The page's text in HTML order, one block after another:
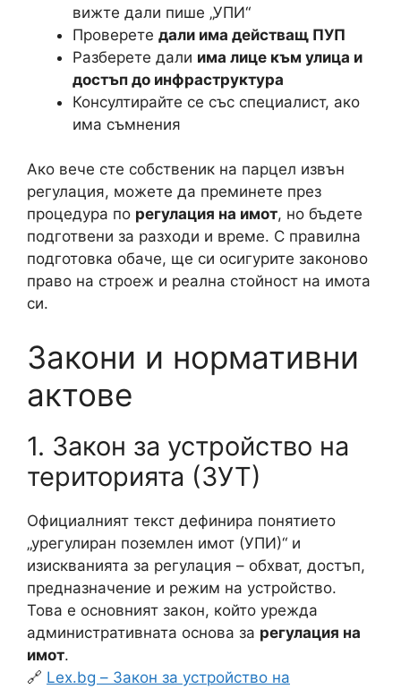
вижте дали пише „УПИ“
Проверете дали има действащ ПУП
Разберете дали има лице към улица и
достъп до инфраструктура
Консултирайте се със специалист, ако
има съмнения
Ако вече сте собственик на парцел извън
регулация, можете да преминете през
процедура по регулация на имот, но бъдете
подготвени за разходи и време. С правилна
подготовка обаче, ще си осигурите законово
право на строеж и реална стойност на имота
си.
Закони и нормативни
актове
1. Закон за устройство на
територията (ЗУТ)
Официалният текст дефинира понятието
„урегулиран поземлен имот (УПИ)“ и
изискванията за регулация – обхват, достъп,
предназначение и режим на устройство.
Това е основният закон, който урежда
административната основа за регулация на
имот.
🔗 Lex.bg – Закон за устройство на